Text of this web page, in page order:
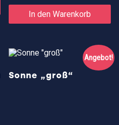
In den Warenkorb
Angebot!
Sonne „groß“